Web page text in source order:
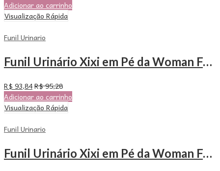
Adicionar ao carrinho
Visualização Rápida
Funil Urinario
Funil Urinário Xixi em Pé da Woman Free – Com 24 Unidades
R$ 93,84R$95,28
Adicionar ao carrinho
Visualização Rápida
Funil Urinario
Funil Urinário Xixi em Pé da Woman Free – Com 50 Unidades